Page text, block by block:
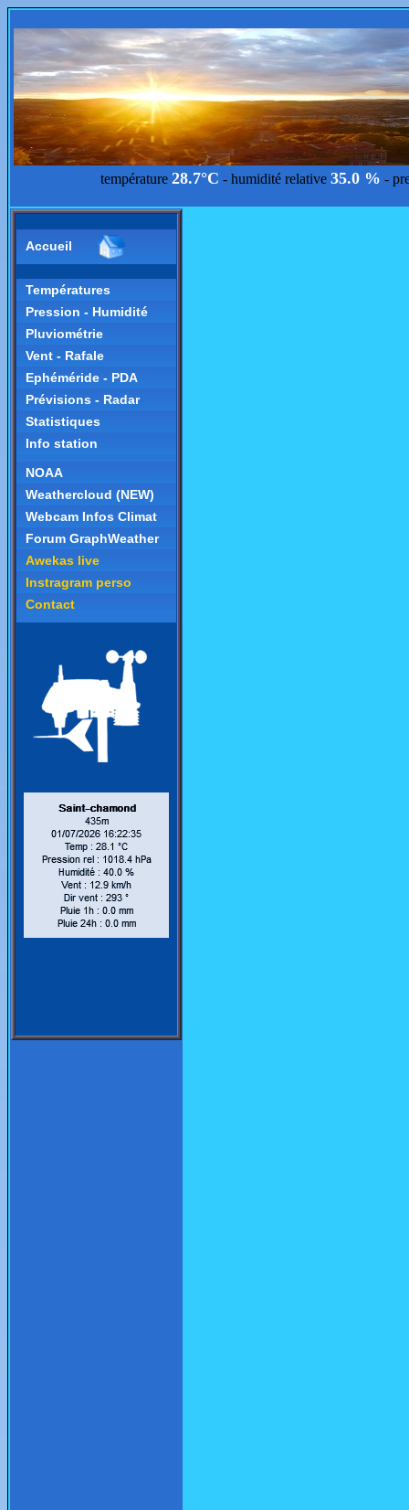
température 28.7°C - humidité relative 35.0 % -
Accueil
Températures
Pression - Humidité
Pluviométrie
Vent - Rafale
Ephéméride - PDA
Prévisions - Radar
Statistiques
Info station
NOAA
Weathercloud (NEW)
Webcam Infos Climat
Forum GraphWeather
Awekas live
Instragram perso
Contact